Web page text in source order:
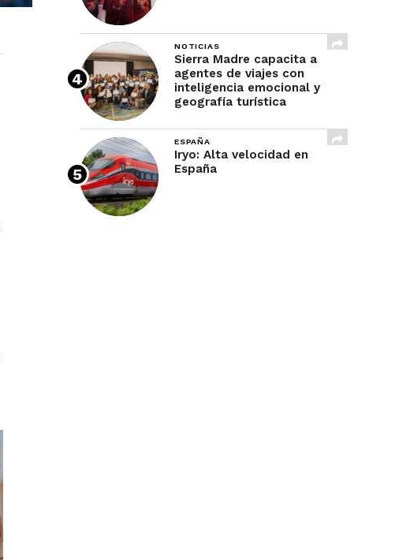
NOTICIAS
Sierra Madre capacita a
agentes de viajes con
inteligencia emocional y
geografía turística
ESPAÑA
Iryo: Alta velocidad en
España